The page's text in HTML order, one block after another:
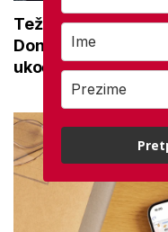
Teže se krećete
Donosimo savjete
ukočenosti